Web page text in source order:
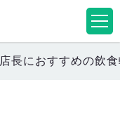
店長におすすめの飲